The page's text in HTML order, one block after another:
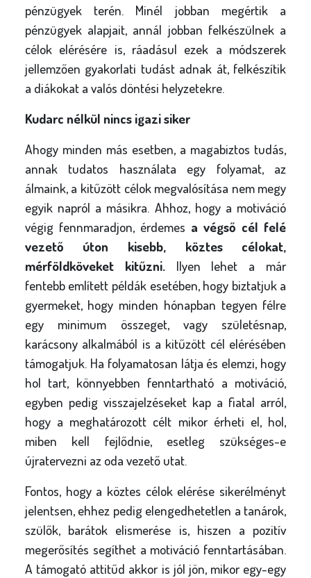
pénzügyek terén. Minél jobban megértik a
pénzügyek alapjait, annál jobban felkészülnek a
célok elérésére is, ráadásul ezek a módszerek
jellemzően gyakorlati tudást adnak át, felkészítik
a diákokat a valós döntési helyzetekre.
Kudarc nélkül nincs igazi siker
Ahogy minden más esetben, a magabiztos tudás,
annak tudatos használata egy folyamat, az
álmaink, a kitűzött célok megvalósítása nem megy
egyik napról a másikra. Ahhoz, hogy a motiváció
végig fennmaradjon, érdemes a végső cél felé
vezető úton kisebb, köztes célokat,
mérföldköveket kitűzni.Ilyen lehet a már
fentebb említett példák esetében, hogy biztatjuk a
gyermeket, hogy minden hónapban tegyen félre
egy minimum összeget, vagy születésnap,
karácsony alkalmából is a kitűzött cél elérésében
támogatjuk. Ha folyamatosan látja és elemzi, hogy
hol tart, könnyebben fenntartható a motiváció,
egyben pedig visszajelzéseket kap a fiatal arról,
hogy a meghatározott célt mikor érheti el, hol,
miben kell fejlődnie, esetleg szükséges-e
újratervezni az oda vezető utat.
Fontos, hogy a köztes célok elérése sikerélményt
jelentsen, ehhez pedig elengedhetetlen a tanárok,
szülők, barátok elismerése is, hiszen a pozitív
megerősítés segíthet a motiváció fenntartásában.
A támogató attitűd akkor is jól jön, mikor egy-egy